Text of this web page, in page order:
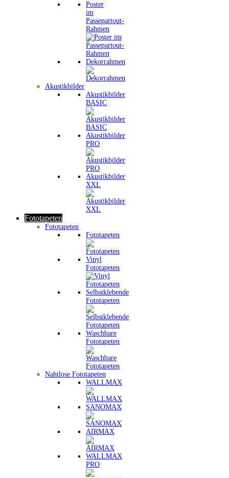
Poster
im
Passepartout-
Rahmen
Dekorrahmen
Akustikbilder
Akustikbilder
BASIC
Akustikbilder
PRO
Akustikbilder
XXL
Fototapeten
Fototapeten
Fototapeten
Vinyl
Fototapeten
Selbstklebende
Fototapeten
Waschbare
Fototapeten
Nahtlose Fototapeten
WALLMAX
SANOMAX
AIRMAX
WALLMAX
PRO